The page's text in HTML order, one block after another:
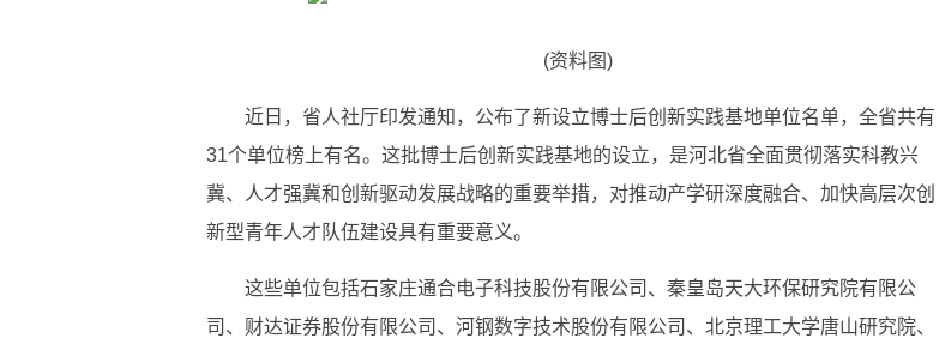
(资料图)
近日，省人社厅印发通知，公布了新设立博士后创新实践基地单位名单，全省共有
31个单位榜上有名。这批博士后创新实践基地的设立，是河北省全面贯彻落实科教兴
冀、人才强冀和创新驱动发展战略的重要举措，对推动产学研深度融合、加快高层次创
新型青年人才队伍建设具有重要意义。
这些单位包括石家庄通合电子科技股份有限公司、秦皇岛天大环保研究院有限公
司、财达证券股份有限公司、河钢数字技术股份有限公司、北京理工大学唐山研究院、